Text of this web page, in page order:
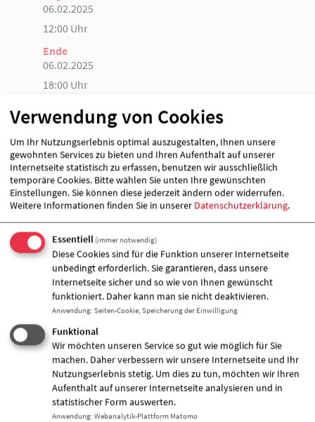
06.02.2025
12:00 Uhr
Ende
06.02.2025
18:00 Uhr
Veranstalter &
Veranstaltungort
AWO-Kontakt- und Beratungsstelle /
Teilhabezentrum "Vielfalter"
Am Markt 8
16909 Wittstock (Dosse)
Verwendung von Cookies
Um Ihr Nutzungserlebnis optimal auszugestalten, Ihnen unsere
gewohnten Services zu bieten und Ihren Aufenthalt auf unserer
Internetseite statistisch zu erfassen, benutzen wir ausschließlich
temporäre Cookies. Bitte wählen Sie unten Ihre gewünschten
Einstellungen. Sie können diese jederzeit ändern oder widerrufen.
Weitere Informationen finden Sie in unserer Datenschutzerklärung.
Essentiell (immer notwendig)
Diese Cookies sind für die Funktion unserer Internetseite
unbedingt erforderlich. Sie garantieren, dass unsere
Internetseite sicher und so wie von Ihnen gewünscht
funktioniert. Daher kann man sie nicht deaktivieren.
Anwendung: Seiten-Cookie, Speicherung der Einwilligung
Funktional
Wir möchten unseren Service so gut wie möglich für Sie
machen. Daher verbessern wir unsere Internetseite und Ihr
Nutzungserlebnis stetig. Um dies zu tun, möchten wir Ihren
Aufenthalt auf unserer Internetseite analysieren und in
statistischer Form auswerten.
Anwendung: Webanalytik-Plattform Matomo